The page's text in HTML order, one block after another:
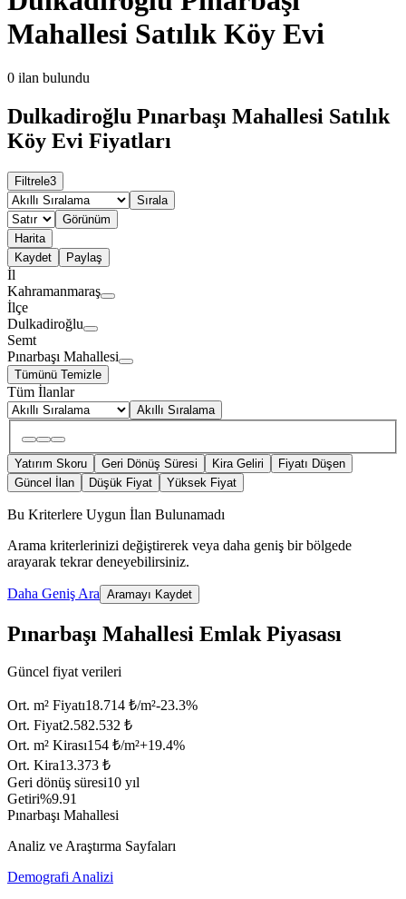
Mahallesi Satılık Köy Evi
0 ilan bulundu
Dulkadiroğlu Pınarbaşı Mahallesi Satılık
Köy Evi Fiyatları
Filtrele3
Sırala
Görünüm
Harita
Kaydet
Paylaş
İl
Kahramanmaraş
İlçe
Dulkadiroğlu
Semt
Pınarbaşı Mahallesi
Tümünü Temizle
Tüm İlanlar
Akıllı Sıralama
Yatırım Skoru Geri Dönüş Süresi Kira Geliri
Fiyatı Düşen
Güncel İlan
Düşük Fiyat Yüksek Fiyat
Bu Kriterlere Uygun İlan Bulunamadı
Arama kriterlerinizi değiştirerek veya daha geniş bir bölgede
arayarak tekrar deneyebilirsiniz.
Daha Geniş Ara Aramayı Kaydet
Pınarbaşı Mahallesi Emlak Piyasası
Güncel fiyat verileri
Ort. m² Fiyatı18.714 ₺/m²-23.3%
Ort. Fiyat2.582.532 ₺
Ort. m² Kirası154 ₺/m²+19.4%
Ort. Kira13.373 ₺
Geri dönüş süresi10 yıl
Getiri%9.91
Pınarbaşı Mahallesi
Analiz ve Araştırma Sayfaları
Demografi Analizi